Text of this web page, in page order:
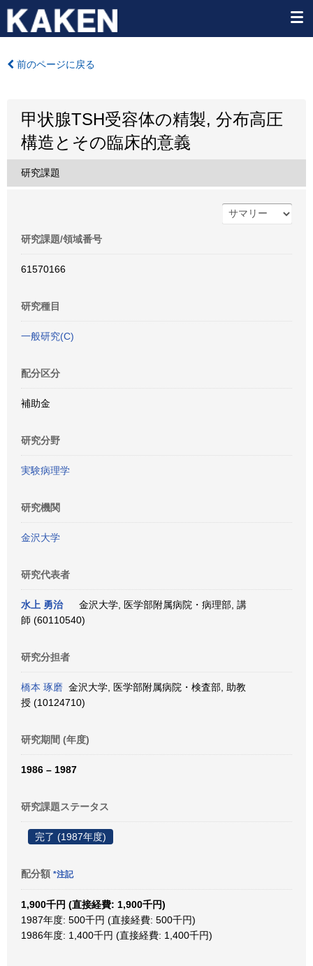
前のページに戻る
甲状腺TSH受容体の精製, 分布高圧
構造とその臨床的意義
研究課題
研究課題/領域番号
61570166
研究種目
一般研究(C)
配分区分
補助金
研究分野
実験病理学
研究機関
金沢大学
研究代表者
水上 勇治
金沢大学, 医学部附属病院・病理部, 講
師 (60110540)
研究分担者
橋本 琢磨 金沢大学, 医学部附属病院・検査部, 助教
授 (10124710)
研究期間 (年度)
1986 – 1987
研究課題ステータス
完了 (1987年度)
配分額 *注記
1,900千円 (直接経費: 1,900千円)
1987年度: 500千円 (直接経費: 500千円)
1986年度: 1,400千円 (直接経費: 1,400千円)